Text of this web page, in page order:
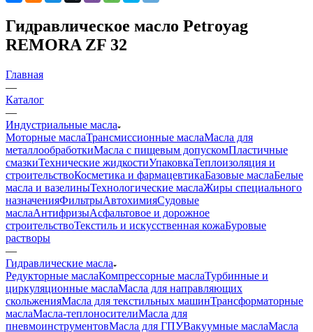
Гидравлическое масло Petroyag
REMORA ZF 32
Главная
—
Каталог
—
Индустриальные масла
Моторные маслаТрансмиссионные маслаМасла для
металлообработкиМасла с пищевым допускомПластичные
смазкиТехнические жидкостиУпаковкаТеплоизоляция и
строительствоКосметика и фармацевтикаБазовые маслаБелые
масла и вазелиныТехнологические маслаЖиры специального
назначенияФильтрыАвтохимияСудовые
маслаАнтифризыАсфальтовое и дорожное
строительствоТекстиль и искусственная кожаБуровые
растворы
—
Гидравлические масла
Редукторные маслаКомпрессорные маслаТурбинные и
циркуляционные маслаМасла для направляющих
скольженияМасла для текстильных машинТрансформаторные
маслаМасла-теплоносителиМасла для
пневмоинструментовМасла для ГПУВакуумные маслаМасла